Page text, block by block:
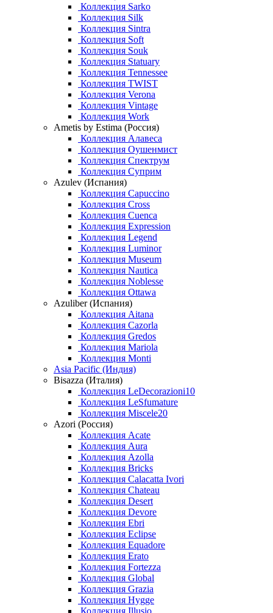
Коллекция Sarko
Коллекция Silk
Коллекция Sintra
Коллекция Soft
Коллекция Souk
Коллекция Statuary
Коллекция Tennessee
Коллекция TWIST
Коллекция Verona
Коллекция Vintage
Коллекция Work
Ametis by Estima (Россия)
Коллекция Алавеса
Коллекция Оушенмист
Коллекция Спектрум
Коллекция Суприм
Azulev (Испания)
Коллекция Capuccino
Коллекция Cross
Коллекция Cuenca
Коллекция Expression
Коллекция Legend
Коллекция Luminor
Коллекция Museum
Коллекция Nautica
Коллекция Noblesse
Коллекция Ottawa
Azuliber (Испания)
Коллекция Aitana
Коллекция Cazorla
Коллекция Gredos
Коллекция Mariola
Коллекция Monti
Asia Pacific (Индия)
Bisazza (Италия)
Коллекция LeDecorazioni10
Коллекция LeSfumature
Коллекция Miscele20
Azori (Россия)
Коллекция Acate
Коллекция Aura
Коллекция Azolla
Коллекция Bricks
Коллекция Calacatta Ivori
Коллекция Chateau
Коллекция Desert
Коллекция Devore
Коллекция Ebri
Коллекция Eclipse
Коллекция Equadore
Коллекция Erato
Коллекция Fortezza
Коллекция Global
Коллекция Grazia
Коллекция Hygge
Коллекция Illusio